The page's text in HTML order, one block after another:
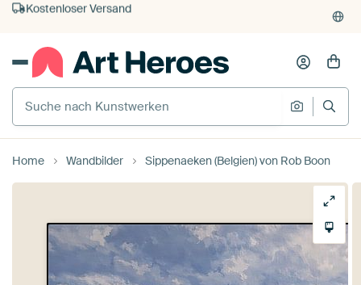
Kauf auf Rechnung
Individueller Druck auf Bestellung
Home Wandbilder Sippenaeken (Belgien) von Rob Boon